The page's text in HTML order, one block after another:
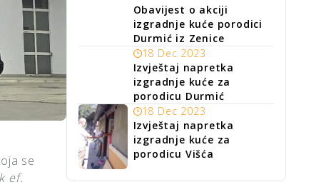
se
ef.
Obavijest o akciji
izgradnje kuće porodici
Durmić iz Zenice
18 Dec 2023
Izvještaj napretka
izgradnje kuće za
porodicu Durmić
18 Dec 2023
Izvještaj napretka
izgradnje kuće za
porodicu Višća